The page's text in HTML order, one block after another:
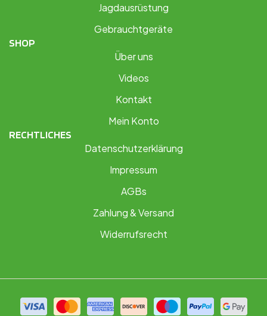
Jagdausrüstung
Gebrauchtgeräte
SHOP
Über uns
Videos
Kontakt
Mein Konto
RECHTLICHES
Datenschutzerklärung
Impressum
AGBs
Zahlung & Versand
Widerrufsrecht